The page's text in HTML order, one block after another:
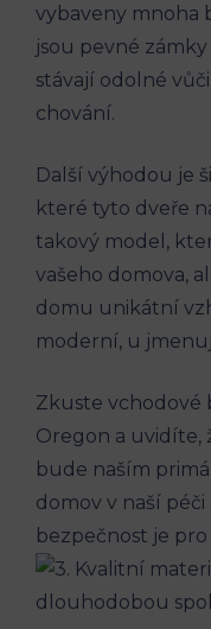
vybaveny mnoha
jsou pevné
stávají odolné
chování.
Další výhodou je
které tyto dveře
takový model,
vašeho domova,
domu unikátní
moderní, u
Zkuste vchodové
Oregon a uvidíte,
bude naším
domov v naší
bezpečnost je pro